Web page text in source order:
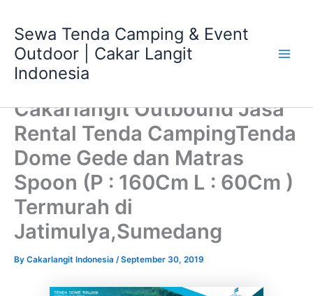
content
Sewa Tenda Camping & Event
Outdoor | Cakar Langit
Indonesia
Cakarlangit Outbound Jasa
Rental Tenda CampingTenda
Dome Gede dan Matras
Spoon (P : 160Cm L : 60Cm )
Termurah di
Jatimulya,Sumedang
By Cakarlangit Indonesia /September 30, 2019